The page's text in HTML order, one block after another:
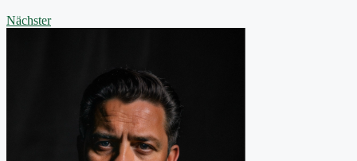
Nächster